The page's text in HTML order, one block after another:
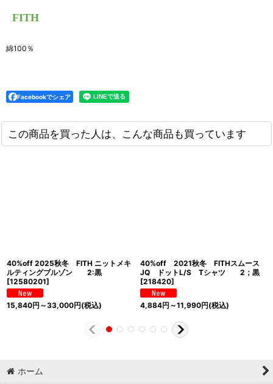
FITH
綿100％
Facebookでシェア
この商品を買った人は、こんな商品も買っています
40%off 2025秋冬 FITH ニットメキ
ルティングブルゾン 2:黒
[12580201]
15,840円 ～33,000円(税込)
40%off 2021秋冬 FITHスムース
JQ ドットL/S Tシャツ 2；黒
[218420]
4,884円 ～11,990円(税込)
ホーム